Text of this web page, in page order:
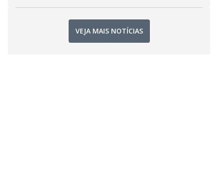
VEJA MAIS NOTÍCIAS